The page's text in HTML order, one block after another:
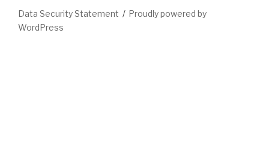
Data Security Statement
Proudly powered by
WordPress